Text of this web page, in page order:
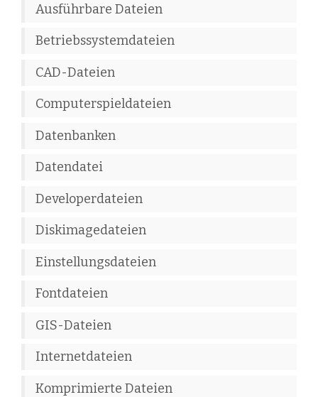
Ausführbare Dateien
Betriebssystemdateien
CAD-Dateien
Computerspieldateien
Datenbanken
Datendatei
Developerdateien
Diskimagedateien
Einstellungsdateien
Fontdateien
GIS-Dateien
Internetdateien
Komprimierte Dateien